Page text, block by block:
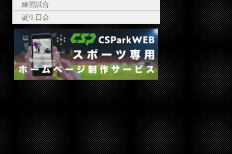
練習試合
誕生日会